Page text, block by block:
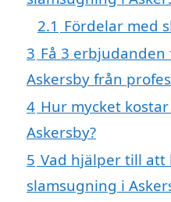
2.1 Fördelar med
3 Få 3
Askersby från
4 Hur mycket
Askersby?
5 Vad hjälper till att
slamsugning i